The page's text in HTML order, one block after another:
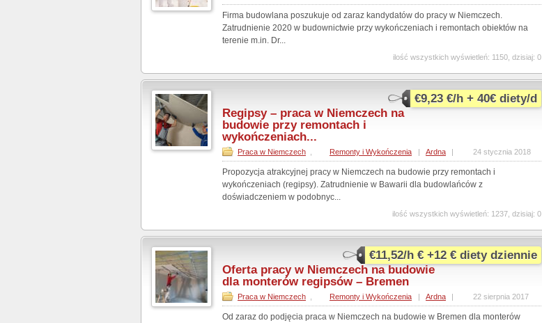
Firma budowlana poszukuje od zaraz kandydatów do pracy w Niemczech.
Zatrudnienie 2020 w budownictwie przy wykończeniach i remontach obiektów na
terenie m.in. Dr...
ilość wszystkich wyświetleń: 1150, dzisiaj: 0
€9,23 €/h + 40€ diety/d
Regipsy – praca w Niemczech na
budowie przy remontach i
wykończeniach...
Praca w Niemczech Remonty i Wykończenia | Ardna | 24 stycznia 2018
Propozycja atrakcyjnej pracy w Niemczech na budowie przy remontach i
wykończeniach (regipsy). Zatrudnienie w Bawarii dla budowlańców z
doświadczeniem w podobnyc...
ilość wszystkich wyświetleń: 1237, dzisiaj: 0
€11,52/h € +12 € diety dziennie
Oferta pracy w Niemczech na budowie
dla monterów regipsów – Bremen
Praca w Niemczech Remonty i Wykończenia | Ardna | 22 sierpnia 2017
Od zaraz do podjęcia praca w Niemczech na budowie w Bremen dla monterów